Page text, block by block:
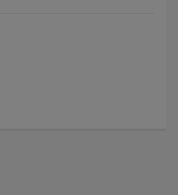
URL in einem neuen Fenster